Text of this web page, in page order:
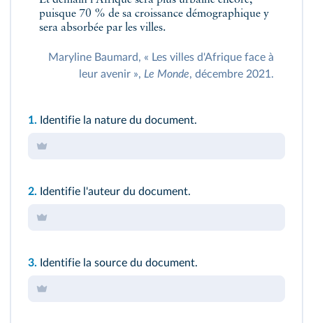
puisque 70 % de sa croissance démographique y
sera absorbée par les villes.
Maryline Baumard, « Les villes d'Afrique face à
leur avenir », Le Monde, décembre 2021.
1. Identifie la nature du document.
2. Identifie l'auteur du document.
3. Identifie la source du document.